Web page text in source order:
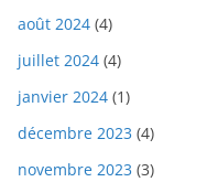
août 2024 (4)
juillet 2024 (4)
janvier 2024 (1)
décembre 2023 (4)
novembre 2023 (3)